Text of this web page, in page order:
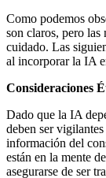
Como podemos
son claros, pero las
cuidado. Las
al incorporar la IA
Consideraciones
Dado que la IA
deben ser
información del
están en la mente
asegurarse de ser